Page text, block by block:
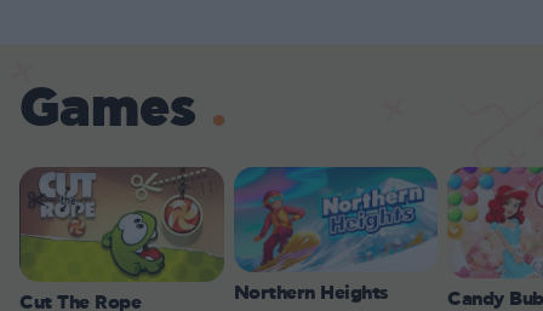
Games
Cut The Rope Northern Heights Candy